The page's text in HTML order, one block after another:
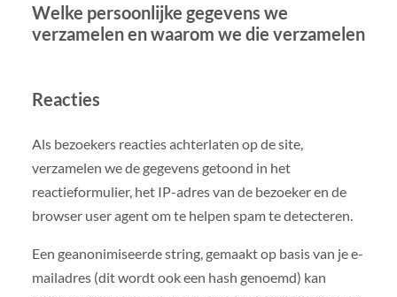
Welke persoonlijke gegevens we
verzamelen en waarom we die verzamelen
Reacties
Als bezoekers reacties achterlaten op de site,
verzamelen we de gegevens getoond in het
reactieformulier, het IP-adres van de bezoeker en de
browser user agent om te helpen spam te detecteren.
Een geanonimiseerde string, gemaakt op basis van je e-
mailadres (dit wordt ook een hash genoemd) kan